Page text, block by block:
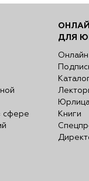
сфере
ДЛЯ
Книги